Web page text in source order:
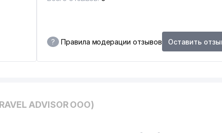
? Правила модерации отзывов Оставить
ADVISOR ООО)